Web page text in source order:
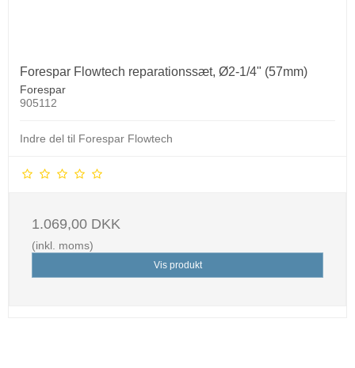
Forespar Flowtech reparationssæt, Ø2-1/4" (57mm)
Forespar
905112
Indre del til Forespar Flowtech
1.069,00 DKK
(inkl. moms)
Vis produkt